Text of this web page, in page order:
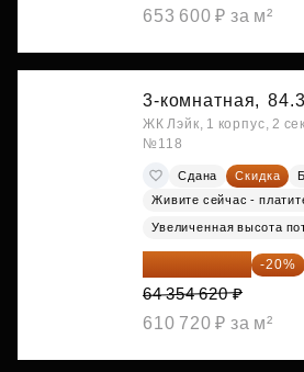
653 600 ₽ за м²
3-комнатная,
ЖК Лэйк, 1 корпус, 2
№118
Сдана Скидка
Живите сейчас -
Увеличенная высота
51 483 696 ₽ -20%
64 354 620 ₽
610 720 ₽ за м²